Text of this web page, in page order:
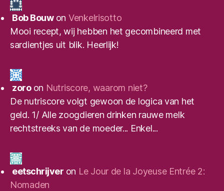
Bob Bouwon Venkelrisotto
Mooi recept, wij hebben het gecombineerd met
sardientjes uit blik. Heerlijk!
zoroon Nutriscore, waarom niet?
De nutriscore volgt gewoon de logica van het
geld. 1/ Alle zoogdieren drinken rauwe melk
rechtstreeks van de moeder... Enkel...
eetschrijver on Le Jour de la Joyeuse Entrée 2:
Nomaden